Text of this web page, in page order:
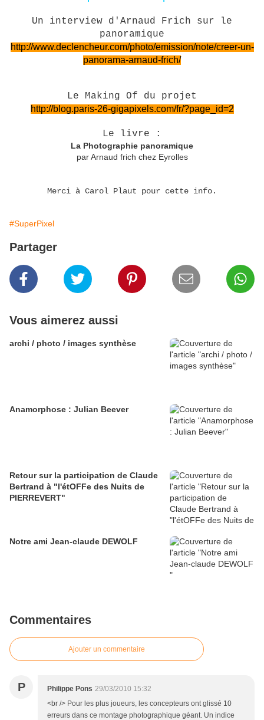
Un interview d'Arnaud Frich sur le
panoramique
http://www.declencheur.com/photo/emission/note/creer-un-
panorama-arnaud-frich/
Le Making Of du projet
http://blog.paris-26-gigapixels.com/fr/?page_id=2
Le livre :
La Photographie panoramique
par Arnaud frich chez Eyrolles
Merci à Carol Plaut pour cette info.
#SuperPixel
Partager
Vous aimerez aussi
archi / photo / images synthèse
Anamorphose : Julian Beever
Retour sur la participation de Claude
Bertrand à "l'étOFFe des Nuits de
PIERREVERT"
Notre ami Jean-claude DEWOLF
Commentaires
Ajouter un commentaire
P Philippe Pons 29/03/2010 15:32
<br /> Pour les plus joueurs, les concepteurs ont glissé 10
erreurs dans ce montage photographique géant. Un indice